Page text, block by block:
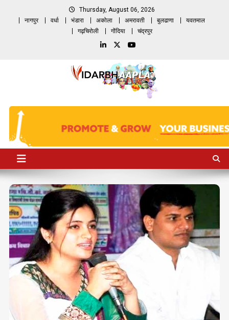
Thursday, August 06, 2026
नागपुर
वर्धा भंडारा अकोला अमरावती बुलढाणा
यवतमाल
गढ़चिरोली
गोंदिया चंद्रपुर